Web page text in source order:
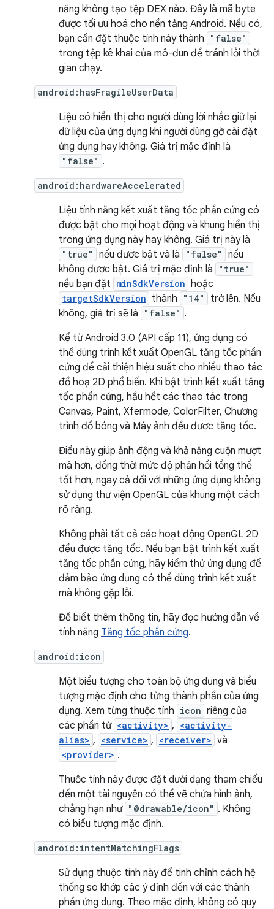
năng không tạo tệp DEX nào. Đây là mã byte
được tối ưu hoá cho nền tảng Android. Nếu có,
bạn cần đặt thuộc tính này thành
"false"
trong tệp kê khai của mô-đun để tránh lỗi thời
gian chạy.
android:hasFragileUserData
Liệu có hiển thị cho người dùng lời nhắc giữ lại
dữ liệu của ứng dụng khi người dùng gỡ cài đặt
ứng dụng hay không. Giá trị mặc định là
"false" .
android:hardwareAccelerated
Liệu tính năng kết xuất tăng tốc phần cứng có
được bật cho mọi hoạt động và khung hiển thị
trong ứng dụng này hay không. Giá trị này là
"true" nếu được bật và là "false"
nếu
không được bật. Giá trị mặc định là
"true"
nếu bạn đặt minSdkVersion hoặc
targetSdkVersion thành "14"
trở lên. Nếu
không, giá trị sẽ là
"false" .
Kể từ Android 3.0 (API cấp 11), ứng dụng có
thể dùng trình kết xuất OpenGL tăng tốc phần
cứng để cải thiện hiệu suất cho nhiều thao tác
đồ hoạ 2D phổ biến. Khi bật trình kết xuất tăng
tốc phần cứng, hầu hết các thao tác trong
Canvas, Paint, Xfermode, ColorFilter, Chương
trình đổ bóng và Máy ảnh đều được tăng tốc.
Điều này giúp ảnh động và khả năng cuộn mượt
mà hơn, đồng thời mức độ phản hồi tổng thể
tốt hơn, ngay cả đối với những ứng dụng không
sử dụng thư viện OpenGL của khung một cách
rõ ràng.
Không phải tất cả các hoạt động OpenGL 2D
đều được tăng tốc. Nếu bạn bật trình kết xuất
tăng tốc phần cứng, hãy kiểm thử ứng dụng để
đảm bảo ứng dụng có thể dùng trình kết xuất
mà không gặp lỗi.
Để biết thêm thông tin, hãy đọc hướng dẫn về
tính năng Tăng tốc phần cứng.
android:icon
Một biểu tượng cho toàn bộ ứng dụng và biểu
tượng mặc định cho từng thành phần của ứng
dụng. Xem từng thuộc tính icon riêng của
các phần tử <activity> , <activity-
alias> , <service> , <receiver> và
<provider> .
Thuộc tính này được đặt dưới dạng tham chiếu
đến một tài nguyên có thể vẽ chứa hình ảnh,
chẳng hạn như "@drawable/icon" . Không
có biểu tượng mặc định.
android:intentMatchingFlags
Sử dụng thuộc tính này để tinh chỉnh cách hệ
thống so khớp các ý định đến với các thành
phần ứng dụng. Theo mặc định, không có quy